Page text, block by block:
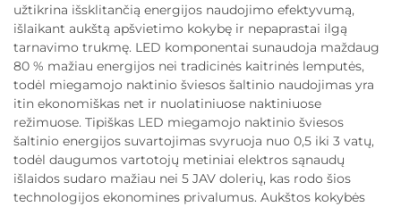
užtikrina išsklitančią energijos naudojimo efektyvumą,
išlaikant aukštą apšvietimo kokybę ir nepaprastai ilgą
tarnavimo trukmę. LED komponentai sunaudoja maždaug
80 % mažiau energijos nei tradicinės kaitrinės lemputės,
todėl miegamojo naktinio šviesos šaltinio naudojimas yra
itin ekonomiškas net ir nuolatiniuose naktiniuose
režimuose. Tipiškas LED miegamojo naktinio šviesos
šaltinio energijos suvartojimas svyruoja nuo 0,5 iki 3 vatų,
todėl daugumos vartotojų metiniai elektros sąnaudų
išlaidos sudaro mažiau nei 5 JAV dolerių, kas rodo šios
technologijos ekonomines privalumus. Aukštos kokybės